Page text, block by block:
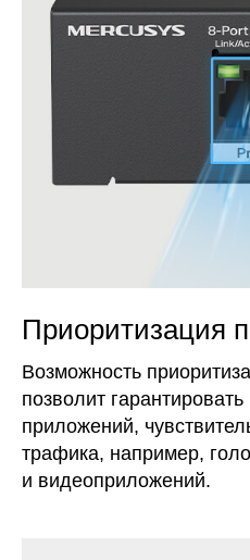
Приоритизация
Возможность
позволит
приложений,
трафика, например,
и видеоприложений.